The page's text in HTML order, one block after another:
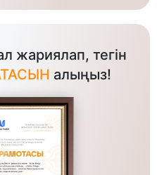
жариялап, тегін
алыңыз!